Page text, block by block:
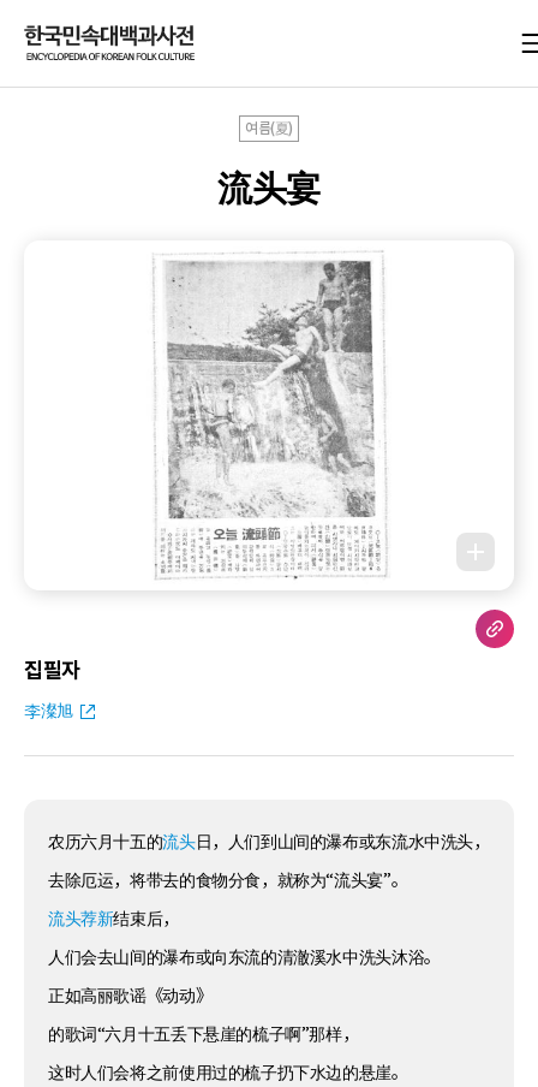
여름(夏)
流头宴
집필자
李澯旭
农历六月十五的流头日，人们到山间的瀑布或东流水中洗头，
去除厄运，将带去的食物分食，就称为“流头宴”。
流头荐新结束后，
人们会去山间的瀑布或向东流的清澈溪水中洗头沐浴。
正如高丽歌谣《动动》
的歌词“六月十五丢下悬崖的梳子啊”那样，
这时人们会将之前使用过的梳子扔下水边的悬崖。